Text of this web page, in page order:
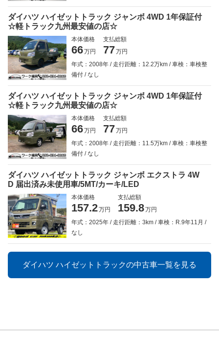
ダイハツ ハイゼットトラック ジャンボ 4WD 1年保証付
☆軽トラック九州最安値の店☆
本体価格
66万円
支払総額
77万円
年式：2008年
走行距離：12.2万km
車検：車検整
備付
なし
ダイハツ ハイゼットトラック ジャンボ 4WD 1年保証付
☆軽トラック九州最安値の店☆
本体価格
66万円
支払総額
77万円
年式：2008年
走行距離：11.5万km
車検：車検整
備付
なし
ダイハツ ハイゼットトラック ジャンボ エクストラ 4W
D 届出済み未使用車/5MT/カーキ/LED
本体価格
157.2万円
支払総額
159.8万円
年式：2025年
走行距離：3km
車検：R.9年11月
なし
ダイハツ ハイゼットトラックの中古車一覧を見る